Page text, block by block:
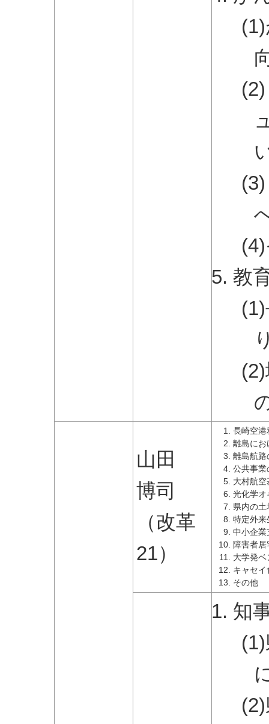
教
山田
博司
（改革
21）
長崎空港
離島にお
離島航路
公共事業
大村航
光化学オ
県内の
特定外来
中小企業
障害者
大学発
キャセ
その他
知